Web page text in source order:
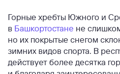
Горные хребты Южного и
в Башкортостане не
но их покрытые снегом
зимних видов спорта. В
действует более десятка